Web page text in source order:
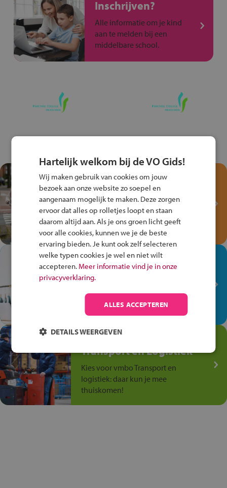
Inschrijven?
Alle informatie om je kind
aan te melden bij een
middelbare school.
Test je kennis met het
Fiets Veilig
Verkeersspel!
Speel het Fiets Veilig Verkeersspel
en win een Cortina-fiets!
In de winkel ben je op je
plek!
op de winkelvloer, waar elke dag
anders is!
Jouw talent in de
Transport en Logistiek
Kies voor vmbo Transport en
logistiek: daar kun je mee
thuiskomen!
Hartelijk welkom bij de VO Gids!
Wij maken gebruik van cookies om jouw
bezoek aan onze website zo soepel en
aangenaam mogelijk te maken. Deze zorgen
ervoor dat alles op rolletjes loopt en staan
daarom altijd aan. Als je ons groen licht geeft
voor alle cookies, kunnen we je de beste
ervaring bieden. Je kunt ook zelf selecteren
welke typen cookies je wel en niet wilt
accepteren. Meer informatie vind je in onze
privacyverklaring.
ALLES ACCEPTEREN
DETAILS WEERGEVEN